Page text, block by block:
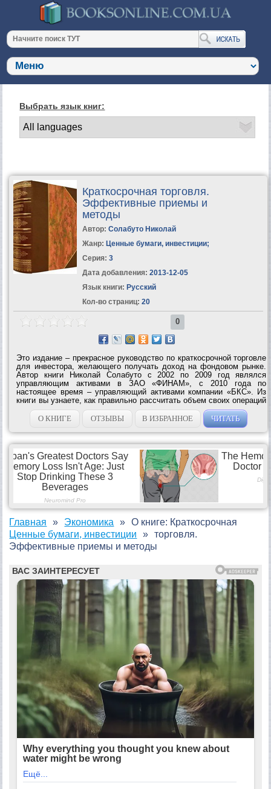
Выбрать язык книг:
Краткосрочная торговля.
Эффективные приемы и
методы
Автор: Солабуто Николай
Жанр: Ценные бумаги, инвестиции;
Серия: 3
Дата добавления: 2013-12-05
Язык книги: Русский
Кол-во страниц: 20
0
Это издание – прекрасное руководство по краткосрочной торговле
для инвестора, желающего получать доход на фондовом рынке.
Автор книги Николай Солабуто с 2002 по 2009 год являлся
управляющим активами в ЗАО «ФИНАМ», с 2010 года по
настоящее время – управляющий активами компании «БКС». Из
книги вы узнаете, как правильно рассчитать объем своих операций
на фондовом рынке, какие способы краткосрочной торговли
применять, какие графические...
О КНИГЕ ОТЗЫВЫ В ИЗБРАННОЕ ЧИТАТЬ
Главная
Экономика
Ценные бумаги, инвестиции
О книге: Краткосрочная
торговля.
Эффективные приемы и методы